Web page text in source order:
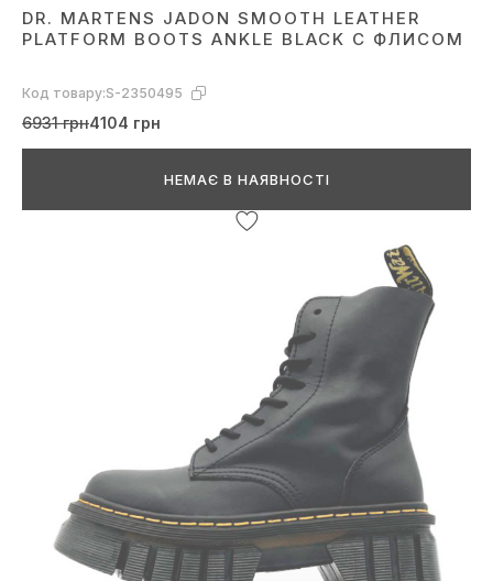
DR. MARTENS JADON SMOOTH LEATHER
PLATFORM BOOTS ANKLE BLACK С ФЛИСОМ
Код товару:S-2350495
6931 грн4104 грн
НЕМАЄ В НАЯВНОСТІ